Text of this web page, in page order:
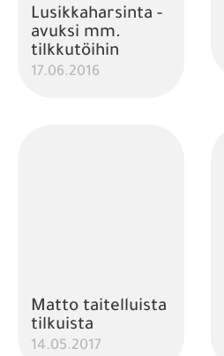
Lusikkaharsinta -
avuksi mm.
tilkkutöihin
17.06.2016
Matto taitelluista
tilkuista
14.05.2017